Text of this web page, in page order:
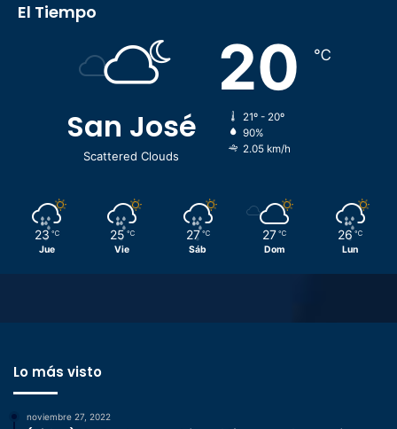
El Tiempo
San José
Scattered Clouds
20 ℃
21º - 20º
90%
2.05 km/h
23 ℃
Jue
25 ℃
Vie
27 ℃
Sáb
27 ℃
Dom
26 ℃
Lun
Lo más visto
noviembre 27, 2022